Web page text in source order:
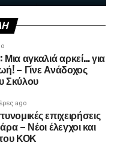
αγκαλιά αρκεί… για
– Γίνε Ανάδοχος
Σκύλου
ago
επιχειρήσεις
– Νέοι έλεγχοι και
ΚΟΚ